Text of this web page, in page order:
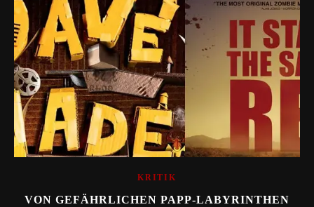
KRITIK
VON GEFÄHRLICHEN PAPP-LABYRINTHEN